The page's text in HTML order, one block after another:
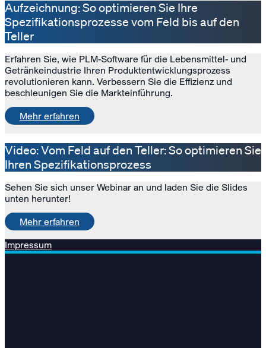
Aufzeichnung: So optimieren Sie Ihre
Spezifikationsprozesse vom Feld bis auf den
Teller
Erfahren Sie, wie PLM-Software für die Lebensmittel- und
Getränkeindustrie Ihren Produktentwicklungsprozess
revolutionieren kann. Verbessern Sie die Effizienz und
beschleunigen Sie die Markteinführung.
Mehr erfahren
Video: Vom Feld auf den Teller: So optimieren Sie
Ihren Spezifikationsprozess
Sehen Sie sich unser Webinar an und laden Sie die Slides
unten herunter!
Mehr erfahren
Impressum